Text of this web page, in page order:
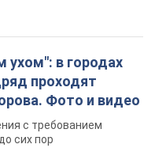
в городах
проходят
Фото и видео
с требованием
сих пор